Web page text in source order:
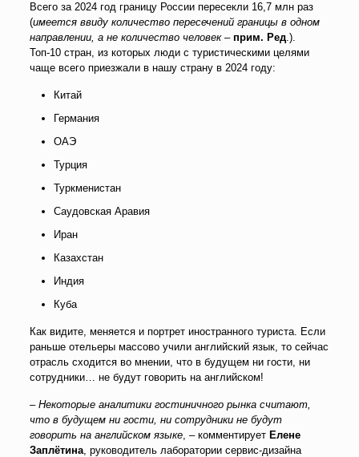
Всего за 2024 год границу России пересекли 16,7 млн раз
(имеется ввиду количество пересечений границы в одном
направлении, а не количество человек– прим. Ред.).
Топ-10 стран, из которых люди с туристическими целями
чаще всего приезжали в нашу страну в 2024 году:
Китай
Германия
ОАЭ
Турция
Туркменистан
Саудовская Аравия
Иран
Казахстан
Индия
Куба
Как видите, меняется и портрет иностранного туриста. Если
раньше отельеры массово учили английский язык, то сейчас
отрасль сходится во мнении, что в будущем ни гости, ни
сотрудники… не будут говорить на английском!
– Некоторые аналитики гостиничного рынка считают,
что в будущем ни гости, ни сотрудники не будут
говорить на английском языке, – комментирует Елене
Заплётина, руководитель лаборатории сервис-дизайна